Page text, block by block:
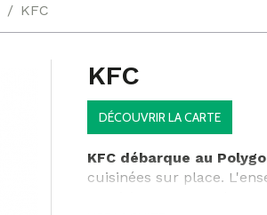
KFC
KFC
DÉCOUVRIR LA CARTE
KFC débarque au
cuisinées sur place.